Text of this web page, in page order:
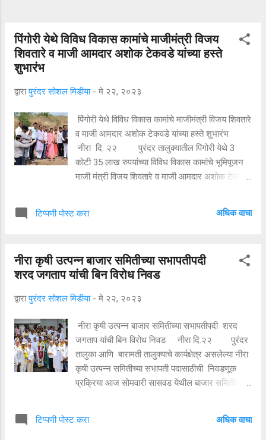
पिंगोरी येथे विविध विकास कामांचे माजीमंत्री विजय
शिवतारे व माजी आमदार अशोक टेकवडे यांच्या हस्ते
शुभारंभ
द्वारापुरंदर सोशल मिडीया - मे २२, २०२३
पिंगोरी येथे विविध विकास कामांचे माजीमंत्री विजय शिवतारे
व माजी आमदार अशोक टेकवडे यांच्या हस्ते शुभारंभ
नीरा दि. २२ पुरंदर तालुक्यातील पिंगोरी येथे 3
कोटी 35 लाख रुपयांच्या विविध विकास कामांचे भूमिपूजन
माजी मंत्री विजय शिवतारे व माजी आमदार अशोक टेकवडे
भूमिपूजनाला सुरवात केलीय... पिंगोरी येथील जलजीवन
लक्ष रुपयांचा हरणी - पिंगोरी रस्ता, 20 लक्ष रुपयाचा आदर्श
नगर ते पिंगोरी गावठाण रस्ता, त्याच बरोबर शहीद रमेश शिंदे
पूजन यावेळी करण्यात करण्यात आले यावेळी माजी
जिल्हा परिषद सदस्य शालिनी पवार , दिलीप यादव , भाजपचे
ओबीसी सेलचे अध्यक्ष सचिन लंबाते,भाजप तालुका अध्यक्ष
गंगाराम जगदाळे ,आरपिआरचे तालुका अध्यक्ष पंकज धीवार,
पुरंदर पंचाय...
टिप्पणी पोस्ट करा अधिक वाचा
नीरा कृषी उत्पन्न बाजार समितीच्या सभापतीपदी
शरद जगताप यांची बिन विरोध निवड
द्वारापुरंदर सोशल मिडीया - मे २२, २०२३
नीरा कृषी उत्पन्न बाजार समितीच्या सभापतीपदी शरद
जगताप यांची बिन विरोध निवड नीरा दि.२२ पुरंदर
तालुका आणि बारामती तालुक्याचे कार्यक्षेत्र असलेल्या नीरा
कृषी उत्पन्न समितीच्या सभापती पदासाठीची निवडणूक
प्रक्रिया आज सोमवारी सासवड येथील बाजार समितीच्या
या बाजार समितीच्या संचालक पदाच्या निवड निवडणुकीत
टिप्पणी पोस्ट करा अधिक वाचा